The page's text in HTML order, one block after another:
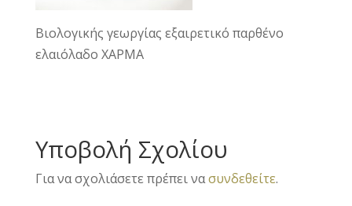
Βιολογικής γεωργίας εξαιρετικό παρθένο
ελαιόλαδο ΧΑΡΜΑ
Υποβολή Σχολίου
Για να σχολιάσετε πρέπει νασυνδεθείτε.